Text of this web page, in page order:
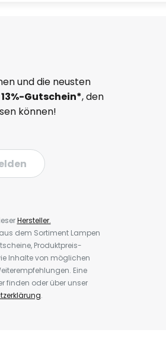
und die neusten
13%-Gutschein*, den
können!
Hersteller.
dem Sortiment Lampen
Produktpreis-
Inhalte von möglichen
Eine
finden oder über unser
.